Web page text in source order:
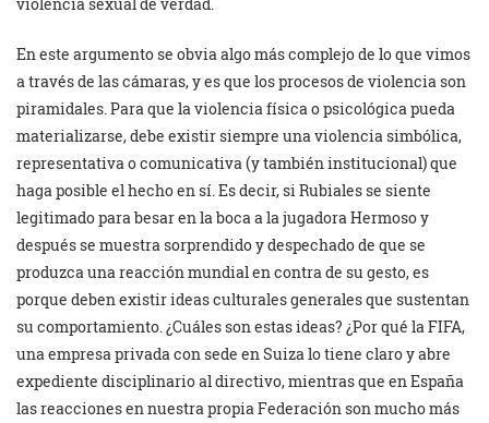
En este argumento se obvia algo más complejo de lo que vimos
a través de las cámaras, y es que los procesos de violencia son
piramidales. Para que la violencia física o psicológica pueda
materializarse, debe existir siempre una violencia simbólica,
representativa o comunicativa (y también institucional) que
haga posible el hecho en sí. Es decir, si Rubiales se siente
legitimado para besar en la boca a la jugadora Hermoso y
después se muestra sorprendido y despechado de que se
produzca una reacción mundial en contra de su gesto, es
porque deben existir ideas culturales generales que sustentan
su comportamiento. ¿Cuáles son estas ideas? ¿Por qué la FIFA,
una empresa privada con sede en Suiza lo tiene claro y abre
expediente disciplinario al directivo, mientras que en España
las reacciones en nuestra propia Federación son mucho más